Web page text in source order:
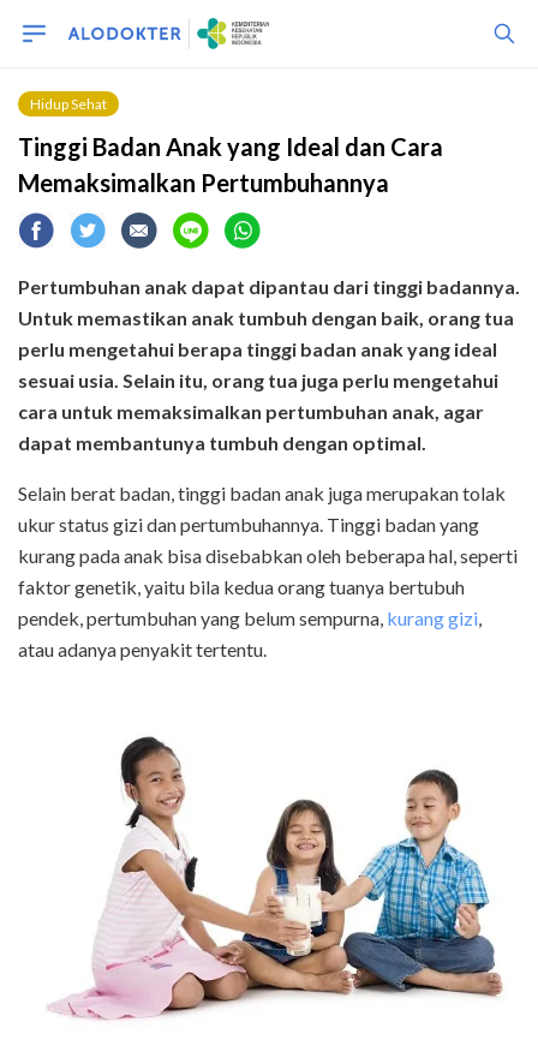
Hidup Sehat
Tinggi Badan Anak yang Ideal dan Cara
Memaksimalkan Pertumbuhannya
Pertumbuhan anak dapat dipantau dari tinggi badannya.
Untuk memastikan anak tumbuh dengan baik, orang tua
perlu mengetahui berapa tinggi badan anak yang ideal
sesuai usia. Selain itu, orang tua juga perlu mengetahui
cara untuk memaksimalkan pertumbuhan anak, agar
dapat membantunya tumbuh dengan optimal.
Selain berat badan, tinggi badan anak juga merupakan tolak
ukur status gizi dan pertumbuhannya. Tinggi badan yang
kurang pada anak bisa disebabkan oleh beberapa hal, seperti
faktor genetik, yaitu bila kedua orang tuanya bertubuh
pendek, pertumbuhan yang belum sempurna, kurang gizi,
atau adanya penyakit tertentu.